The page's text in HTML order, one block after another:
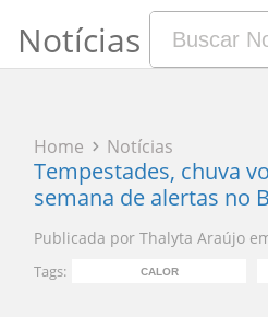
Notícias
Home Notícias
Tempestades, chuva
semana de alertas no
Publicada por Thalyta Araújo
Tags: CALOR